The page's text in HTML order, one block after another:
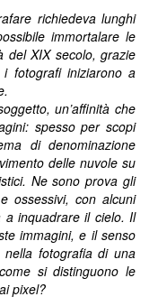
richiedeva lunghi
immortalare le
del XIX secolo, grazie
fotografi iniziarono a
un’affinità che
spesso per scopi
di denominazione
delle nuvole su
Ne sono prova gli
ossessivi, con alcuni
a inquadrare il cielo. Il
immagini, e il senso
fotografia di una
si distinguono le
pixel?